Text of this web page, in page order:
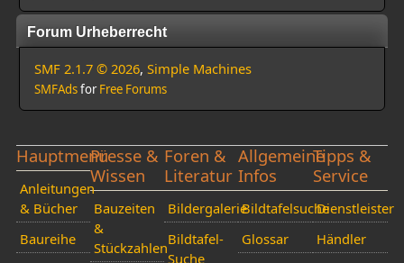
Forum Urheberrecht
SMF 2.1.7 © 2026, Simple Machines
SMFAdsforFree Forums
Hauptmenü
Anleitungen
& Bücher
Baureihe
Presse &
Wissen
Bauzeiten
&
Stückzahlen
Foren &
Literatur
Bildergalerie
Bildtafel-
Suche
Allgemeine
Infos
Bildtafelsuche
Glossar
Tipps &
Service
Dienstleister
Händler